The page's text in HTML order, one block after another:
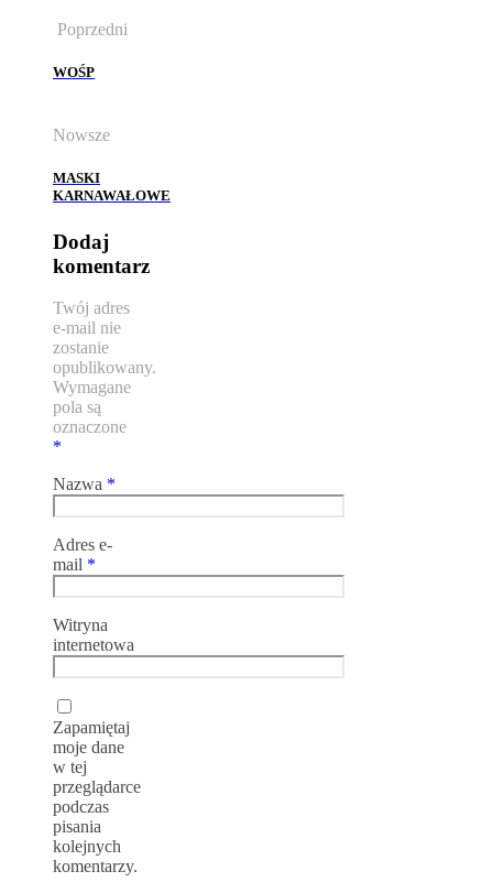
Poprzedni
WOŚP
Nowsze
MASKI
KARNAWAŁOWE
Dodaj
komentarz
Twój adres
e-mail nie
zostanie
opublikowany.
Wymagane
pola są
oznaczone
*
Nazwa *
Adres e-
mail *
Witryna
internetowa
Zapamiętaj
moje dane
w tej
przeglądarce
podczas
pisania
kolejnych
komentarzy.